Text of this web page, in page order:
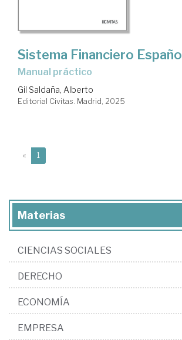
Sistema Financiero Español
Manual práctico
Gil Saldaña, Alberto
Editorial Civitas. Madrid, 2025
« 1
Materias
CIENCIAS SOCIALES
DERECHO
ECONOMÍA
EMPRESA